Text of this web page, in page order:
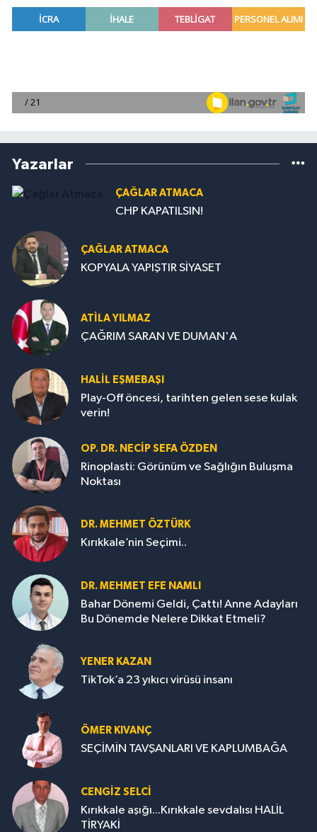
Yazarlar
ÇAĞLAR ATMACA
CHP KAPATILSIN!
ÇAĞLAR ATMACA
KOPYALA YAPIŞTIR SİYASET
ATILA YILMAZ
ÇAĞRIM SARAN VE DUMAN'A
HALIL EŞMEBAŞI
Play-Off öncesi, tarihten gelen sese kulak
verin!
OP. DR. NECIP SEFA ÖZDEN
Rinoplasti: Görünüm ve Sağlığın Buluşma
Noktası
DR. MEHMET ÖZTÜRK
Kırıkkale’nin Seçimi..
DR. MEHMET EFE NAMLI
Bahar Dönemi Geldi, Çattı! Anne Adayları
Bu Dönemde Nelere Dikkat Etmeli?
YENER KAZAN
TikTok’a 23 yıkıcı virüsü insanı
ÖMER KIVANÇ
SEÇİMİN TAVŞANLARI VE KAPLUMBAĞA
CENGİZ SELCİ
Kırıkkale aşığı...Kırıkkale sevdalısı HALİL
TİRYAKİ